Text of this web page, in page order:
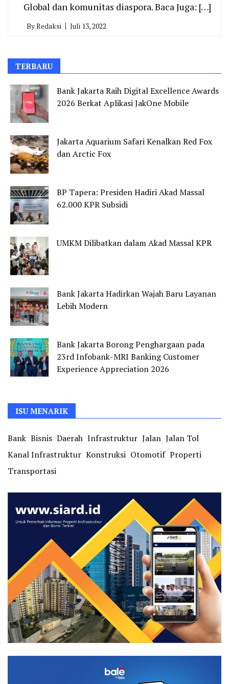
Global dan komunitas diaspora. Baca Juga: […]
ByRedaksi Juli 13, 2022
TERBARU
Bank Jakarta Raih Digital Excellence Awards
2026 Berkat Aplikasi JakOne Mobile
Jakarta Aquarium Safari Kenalkan Red Fox
dan Arctic Fox
BP Tapera: Presiden Hadiri Akad Massal
62.000 KPR Subsidi
UMKM Dilibatkan dalam Akad Massal KPR
Bank Jakarta Hadirkan Wajah Baru Layanan
Lebih Modern
Bank Jakarta Borong Penghargaan pada
23rd Infobank-MRI Banking Customer
Experience Appreciation 2026
ISU MENARIK
Bank Bisnis Daerah Infrastruktur Jalan Jalan Tol
Kanal Infrastruktur Konstruksi Otomotif Properti
Transportasi